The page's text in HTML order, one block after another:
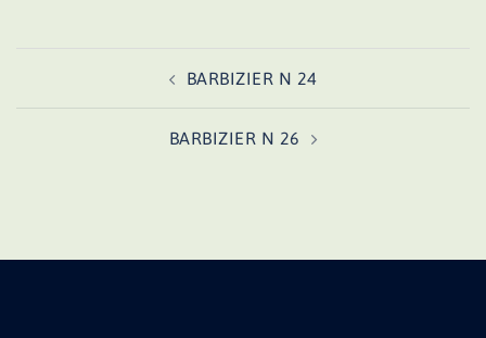
BARBIZIER N 24
BARBIZIER N 26